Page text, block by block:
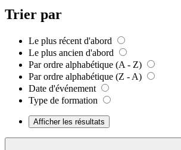
Trier par
Le plus récent d'abord
Le plus ancien d'abord
Par ordre alphabétique (A - Z)
Par ordre alphabétique (Z - A)
Date d'événement
Type de formation
Afficher les résultats